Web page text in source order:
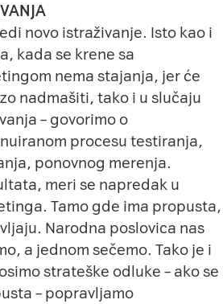
novo istraživanje. Isto kao i
kada se krene sa
nema stajanja, jer će
nadmašiti, tako i u slučaju
– govorimo o
procesu testiranja,
ponovnog merenja.
meri se napredak u
Tamo gde ima propusta,
Narodna poslovica nas
a jednom sečemo. Tako je i
strateške odluke – ako se
– popravljamo